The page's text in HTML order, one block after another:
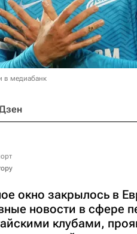
в медиабанк
окно закрылось в
новости в сфере
клубами,